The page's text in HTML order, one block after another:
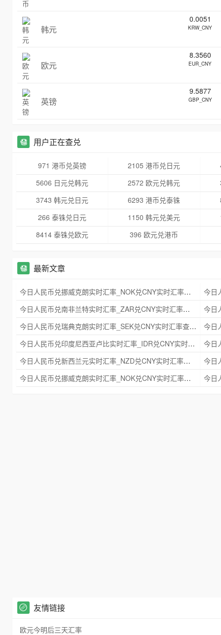
韩元
0.0051
KRW_CNY
欧元
8.3560
EUR_CNY
英镑
9.5877
GBP_CNY
用户正在查兑
971 港币兑英镑 2105 港币兑日元
5606 日元兑韩元
2572 欧元兑韩元
3743 韩元兑日元
6293 港币兑泰铢
266 泰铢兑日元
1150 韩元兑美元
8414 泰铢兑欧元
396 欧元兑港币
最新文章
今日人民币兑挪威克朗实时汇率_NOK兑CNY实时汇率查询 2025年09月21日
今日人民币兑南非兰特实时汇率_ZAR兑CNY实时汇率查询 2025年09月21日
今日人民币兑瑞典克朗实时汇率_SEK兑CNY实时汇率查询 2025年09月21日
今日人民币兑印度尼西亚卢比实时汇率_IDR兑CNY实时汇率查询 2025年09月21日
今日人民币兑新西兰元实时汇率_NZD兑CNY实时汇率查询 2025年09月21日
今日人民币兑挪威克朗实时汇率_NOK兑CNY实时汇率查询 2025年09月21日
友情链接
欧元今明后三天汇率